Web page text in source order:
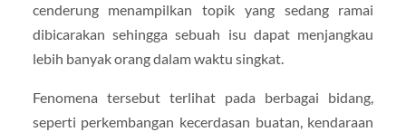
cenderung menampilkan topik yang sedang ramai
dibicarakan sehingga sebuah isu dapat menjangkau
lebih banyak orang dalam waktu singkat.
Fenomena tersebut terlihat pada berbagai bidang,
seperti perkembangan kecerdasan buatan, kendaraan